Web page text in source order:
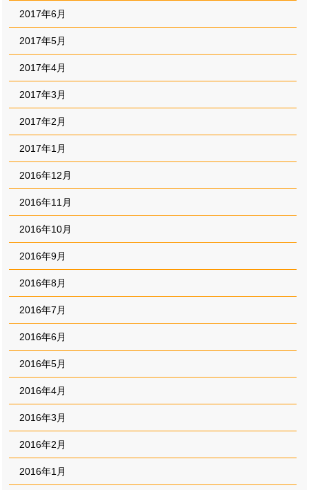
2017年6月
2017年5月
2017年4月
2017年3月
2017年2月
2017年1月
2016年12月
2016年11月
2016年10月
2016年9月
2016年8月
2016年7月
2016年6月
2016年5月
2016年4月
2016年3月
2016年2月
2016年1月